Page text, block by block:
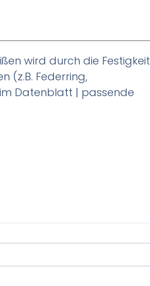
wird durch die Festigkeit
(z.B. Federring,
Datenblatt | passende